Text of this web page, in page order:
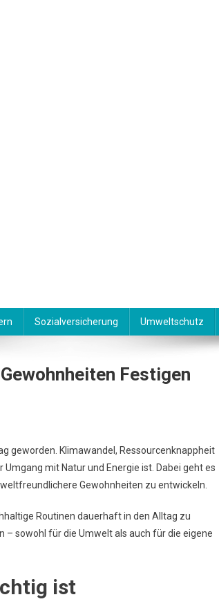
Sozialversicherung Umweltschutz
Festigen
geworden. Klimawandel, Ressourcenknappheit
mit Natur und Energie ist. Dabei geht es
Gewohnheiten zu entwickeln.
Routinen dauerhaft in den Alltag zu
– sowohl für die Umwelt als auch für die eigene
ist